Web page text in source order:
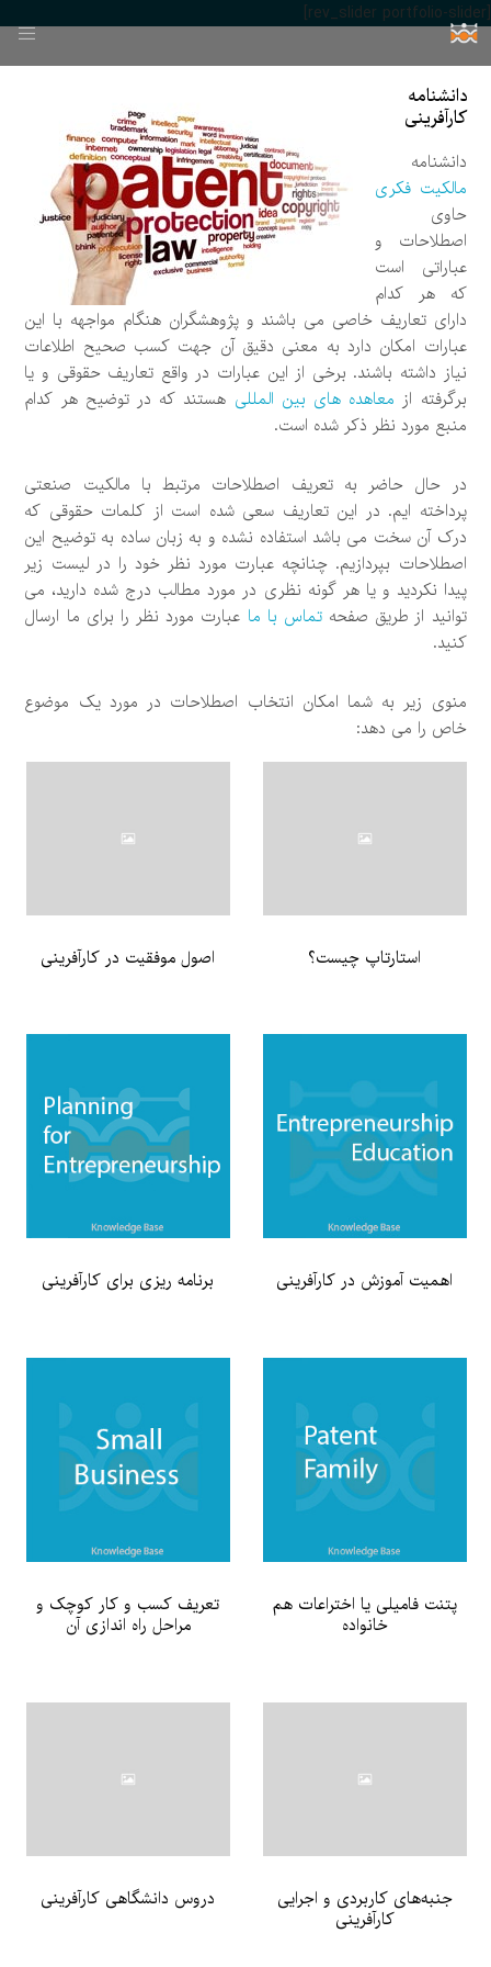
[rev_slider portfolio-slider]
دانشنامه
کارآفرینی
دانشنامه
مالکیت فکری
حاوی
اصطلاحات و
عباراتی است
که هر کدام
دارای تعاریف خاصی می باشند و پژوهشگران هنگام مواجهه با این
عبارات امکان دارد به معنی دقیق آن جهت کسب صحیح اطلاعات
نیاز داشته باشند. برخی از این عبارات در واقع تعاریف حقوقی و یا
برگرفته از معاهده های بین المللی هستند که در توضیح هر کدام
منبع مورد نظر ذکر شده است.
در حال حاضر به تعریف اصطلاحات مرتبط با مالکیت صنعتی
پرداخته ایم. در این تعاریف سعی شده است از کلمات حقوقی که
درک آن سخت می باشد استفاده نشده و به زبان ساده به توضیح این
اصطلاحات بپردازیم. چنانچه عبارت مورد نظر خود را در لیست زیر
پیدا نکردید و یا هر گونه نظری در مورد مطالب درج شده دارید، می
توانید از طریق صفحهتماس با ما عبارت مورد نظر را برای ما ارسال
کنید.
منوی زیر به شما امکان انتخاب اصطلاحات در مورد یک موضوع
خاص را می دهد:
استارتاپ چیست؟ اصول موفقیت در کارآفرینی
اهمیت آموزش در کارآفرینی برنامه ریزی برای کارآفرینی
پتنت فامیلی یا اختراعات هم
خانواده
تعریف کسب و کار کوچک و
مراحل راه اندازی آن
جنبه‌های کاربردی و اجرایی
کارآفرینی
دروس‌ دانشگاهی کارآفرینی